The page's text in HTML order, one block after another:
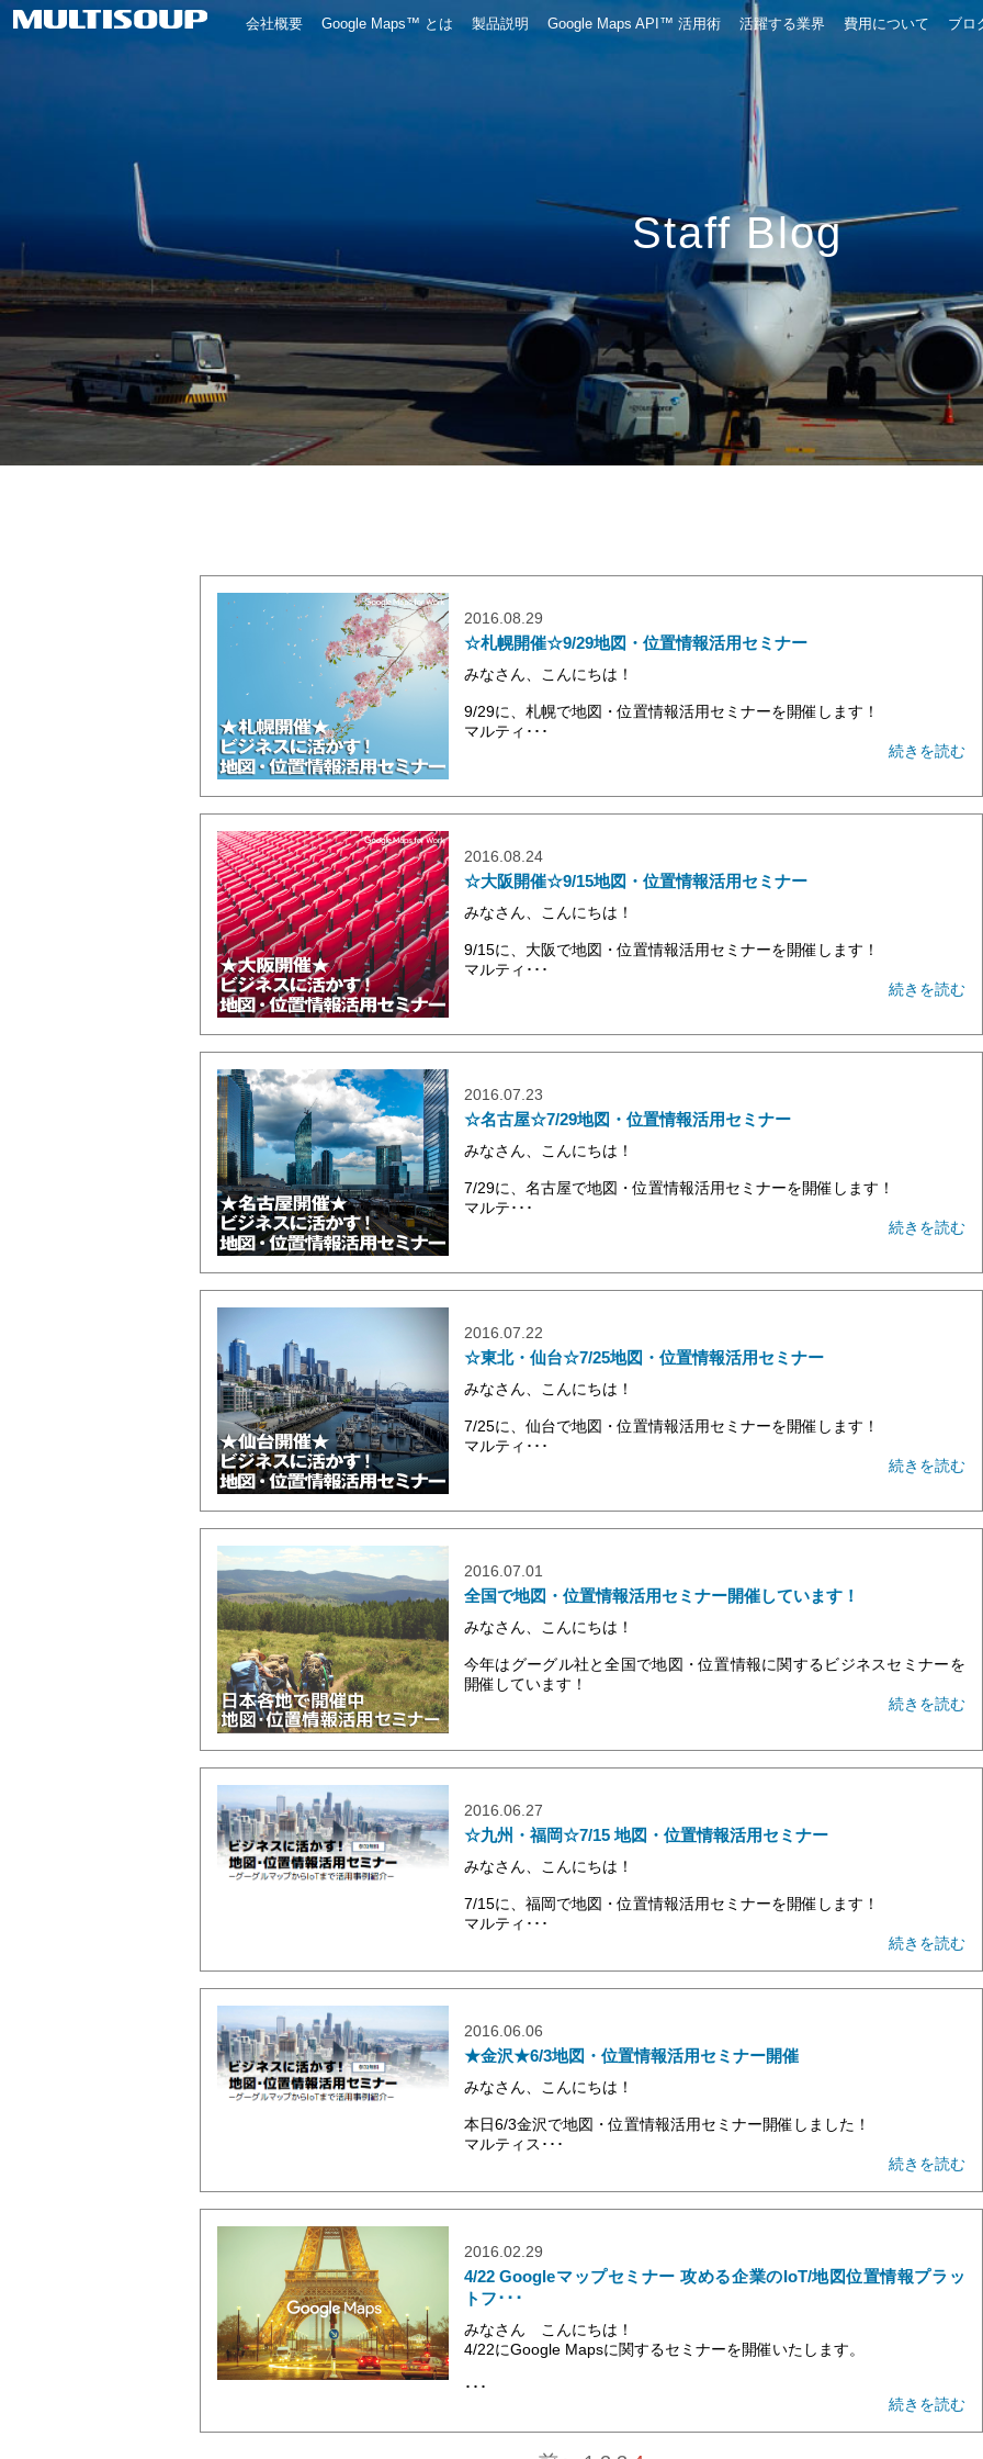
Staff Blog
会社概要 Google Maps™ とは 製品説明 Google Maps API™ 活用術 活躍する業界 費用について ブロ
2016.08.29
☆札幌開催☆9/29地図・位置情報活用セミナー
みなさん、こんにちは！
9/29に、札幌で地図・位置情報活用セミナーを開催します！
マルティ･･･
続きを読む
2016.08.24
☆大阪開催☆9/15地図・位置情報活用セミナー
みなさん、こんにちは！
9/15に、大阪で地図・位置情報活用セミナーを開催します！
マルティ･･･
続きを読む
2016.07.23
☆名古屋☆7/29地図・位置情報活用セミナー
みなさん、こんにちは！
7/29に、名古屋で地図・位置情報活用セミナーを開催します！
マルテ･･･
続きを読む
2016.07.22
☆東北・仙台☆7/25地図・位置情報活用セミナー
みなさん、こんにちは！
7/25に、仙台で地図・位置情報活用セミナーを開催します！
マルティ･･･
続きを読む
2016.07.01
全国で地図・位置情報活用セミナー開催しています！
みなさん、こんにちは！
今年はグーグル社と全国で地図・位置情報に関するビジネスセミナーを
開催しています！
続きを読む
2016.06.27
☆九州・福岡☆7/15 地図・位置情報活用セミナー
みなさん、こんにちは！
7/15に、福岡で地図・位置情報活用セミナーを開催します！
マルティ･･･
続きを読む
2016.06.06
★金沢★6/3地図・位置情報活用セミナー開催
みなさん、こんにちは！
本日6/3金沢で地図・位置情報活用セミナー開催しました！
マルティス･･･
続きを読む
2016.02.29
4/22 Googleマップセミナー 攻める企業のIoT/地図位置情報プラッ
トフ･･･
みなさん こんにちは！
4/22にGoogle Mapsに関するセミナーを開催いたします。
･･･
続きを読む